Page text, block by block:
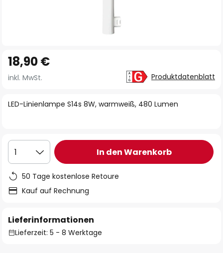
Anfang
der
springen
LED-Linienlampe S14s 8W, warmweiß, 480 Lumen
18,90 €
inkl. MwSt. Produktdatenblatt
1 In den Warenkorb
50 Tage kostenlose Retoure
Kauf auf Rechnung
Lieferinformationen
Lieferzeit: 5 - 8 Werktage